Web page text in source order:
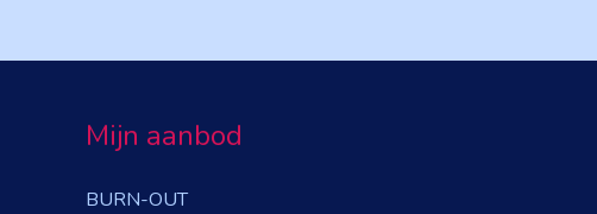
Mijn aanbod
BURN-OUT